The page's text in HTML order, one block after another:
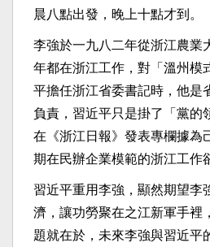
晨八點出發，晚上十點才到。
李強於一九八二年從浙江農業
年都在浙江工作，對「溫州模
平擔任浙江省委書記時，他是
負責，習近平只是掛了「黨的
在《浙江日報》發表專欄據為
期在民辦企業模範的浙江工作
習近平重用李強，顯然期望李
濟，讓功勞聚在之江新軍手裡
題就在於，未來李強與習近平